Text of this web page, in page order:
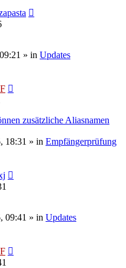
» in Updates
zusätzliche Aliasnamen
18:31 » in Empfängerprüfung
09:41 » in Updates